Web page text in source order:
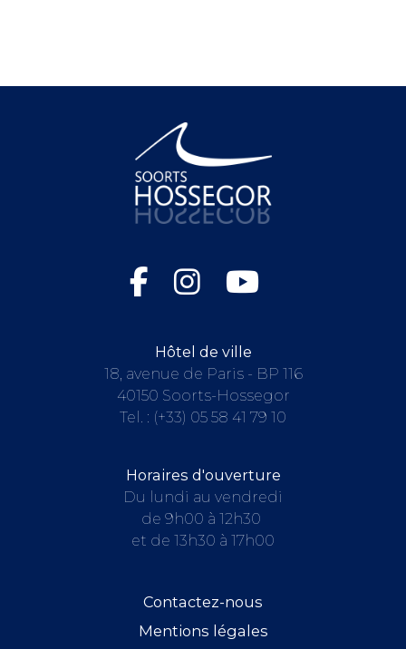
Hôtel de ville
18, avenue de Paris - BP 116
40150 Soorts-Hossegor
Tel. : (+33) 05 58 41 79 10
Horaires d'ouverture
Du lundi au vendredi
de 9h00 à 12h30
et de 13h30 à 17h00
Contactez-nous
Mentions légales